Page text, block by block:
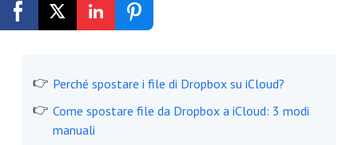
Registrati Gratis
Perché spostare i file di Dropbox su iCloud?
Come spostare file da Dropbox a iCloud: 3 modi
manuali